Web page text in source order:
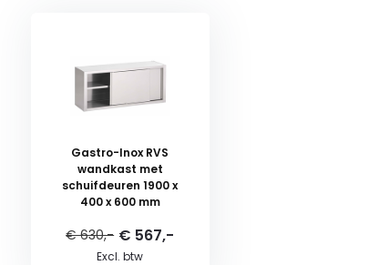
Gastro-Inox RVS
wandkast met
schuifdeuren 1900 x
400 x 600 mm
€ 630,- € 567,-
Excl. btw